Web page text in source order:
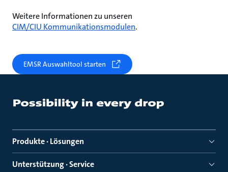
Weitere Informationen zu unseren
CIM/CIU Kommunikationsmodulen.
EMSR Auswahltool starten
Produkte · Lösungen
Unterstützung · Service